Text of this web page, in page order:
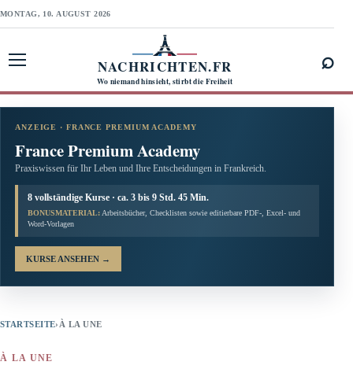
MONTAG, 10. AUGUST 2026
NACHRICHTEN.FR
Wo niemand hinsieht, stirbt die Freiheit
⌕
ANZEIGE · FRANCE PREMIUM ACADEMY
France Premium Academy
Praxiswissen für Ihr Leben und Ihre Entscheidungen in Frankreich.
8 vollständige Kurse · ca. 3 bis 9 Std. 45 Min.
BONUSMATERIAL: Arbeitsbücher, Checklisten sowie editierbare PDF-, Excel- und
Word-Vorlagen
KURSE ANSEHEN →
STARTSEITE› À LA UNE
À LA UNE